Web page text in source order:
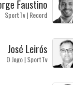
Faustino
SportTv | Record
José Leirós
O Jogo | SportTv